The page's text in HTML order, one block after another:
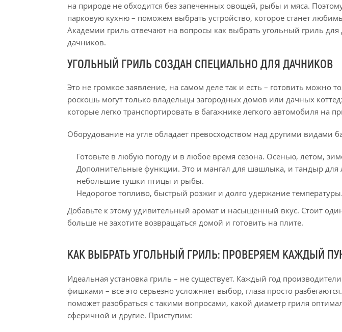
на природе не обходится без запеченных овощей, рыбы и мяса.
парковую кухню – поможем выбрать устройство, которое станет
Академии гриль отвечают на вопросы как выбрать угольный гриль
дачников.
УГОЛЬНЫЙ ГРИЛЬ СОЗДАН СПЕЦИАЛЬНО ДЛЯ ДАЧНИКОВ
Это не громкое заявление, на самом деле так и есть – готовить
роскошь могут только владельцы загородных домов или дачных
которые легко транспортировать в багажнике легкого автомобиля на
Оборудование на угле обладает превосходством над другими видами
Готовьте в любую погоду и в любое время сезона. Осенью, летом,
Дополнительные функции. Это и мангал для шашлыка, и тандыр
небольшие тушки птицы и рыбы.
Недорогое топливо, быстрый розжиг и долго удержание температуры.
Добавьте к этому удивительный аромат и насыщенный вкус. Стоит
больше не захотите возвращаться домой и готовить на плите.
КАК ВЫБРАТЬ УГОЛЬНЫЙ ГРИЛЬ: ПРОВЕРЯЕМ КАЖДЫЙ
Идеальная установка гриль – не существует. Каждый год
фишками – всё это серьезно усложняет выбор, глаза просто
поможет разобраться с такими вопросами, какой диаметр гриля
сферичной и другие. Приступим: